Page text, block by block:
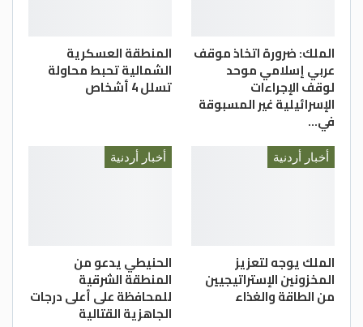
الملك: ضرورة اتخاذ موقف
عربي إسلامي موحد
لوقف الإجراءات
الإسرائيلية غير المسبوقة
في…
المنطقة العسكرية
الشمالية تحبط محاولة
تسلل 4 أشخاص
أخبار أردنية
الملك يوجه لتعزيز
المخزونين الإستراتيجيين
من الطاقة والغذاء
أخبار أردنية
الحنيطي يدعو من
المنطقة الشرقية
للمحافظة على أعلى درجات
الجاهزية القتالية